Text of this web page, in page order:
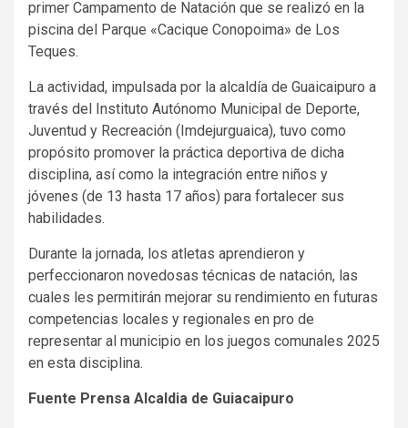
primer Campamento de Natación que se realizó en la
piscina del Parque «Cacique Conopoima» de Los
Teques.
La actividad, impulsada por la alcaldía de Guaicaipuro a
través del Instituto Autónomo Municipal de Deporte,
Juventud y Recreación (Imdejurguaica), tuvo como
propósito promover la práctica deportiva de dicha
disciplina, así como la integración entre niños y
jóvenes (de 13 hasta 17 años) para fortalecer sus
habilidades.
Durante la jornada, los atletas aprendieron y
perfeccionaron novedosas técnicas de natación, las
cuales les permitirán mejorar su rendimiento en futuras
competencias locales y regionales en pro de
representar al municipio en los juegos comunales 2025
en esta disciplina.
Fuente Prensa Alcaldia de Guiacaipuro